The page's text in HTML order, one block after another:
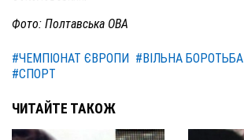
Фото: Полтавська ОВА
#ЧЕМПІОНАТ ЄВРОПИ #ВІЛЬНА БОРОТЬБА
#СПОРТ
ЧИТАЙТЕ ТАКОЖ